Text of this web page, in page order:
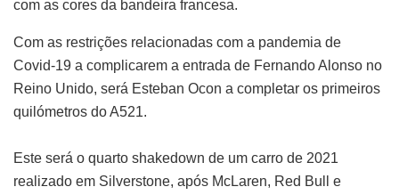
com as cores da bandeira francesa.
Com as restrições relacionadas com a pandemia de
Covid-19 a complicarem a entrada de Fernando Alonso no
Reino Unido, será Esteban Ocon a completar os primeiros
quilómetros do A521.
Este será o quarto shakedown de um carro de 2021
realizado em Silverstone, após McLaren, Red Bull e